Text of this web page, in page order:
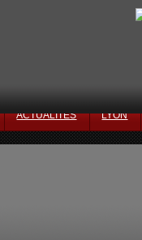
ACTUALITÉS LYON